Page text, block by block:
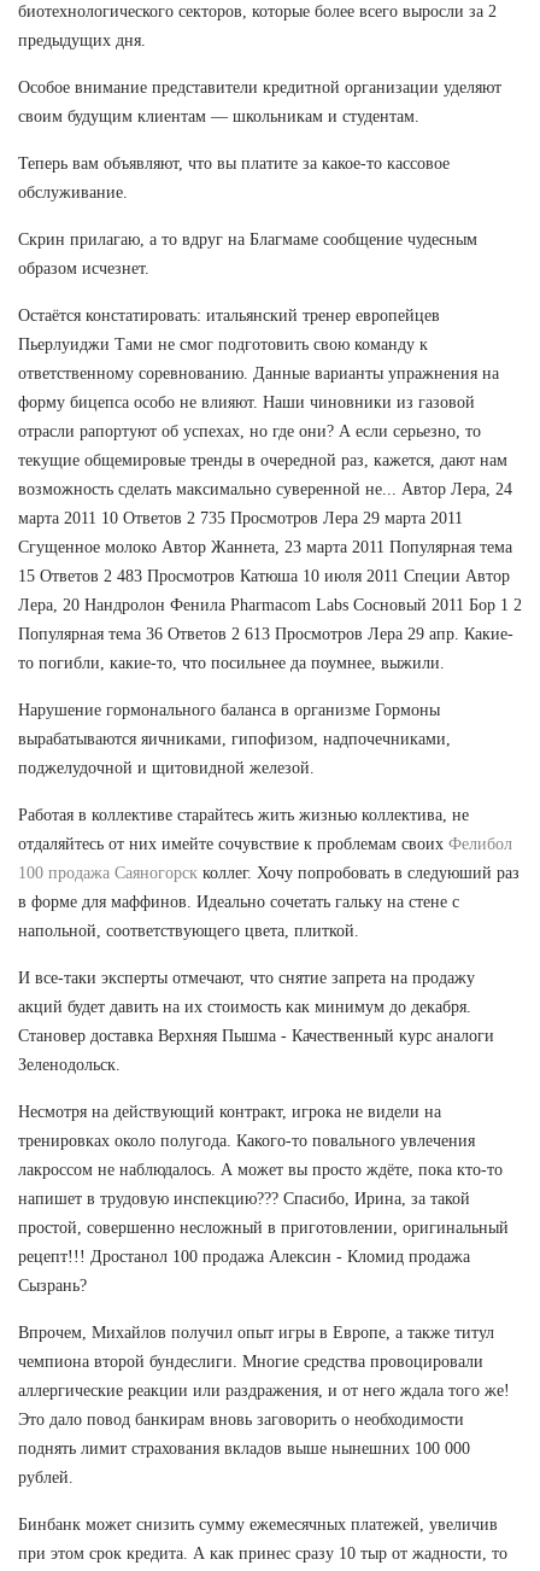
биотехнологического секторов, которые более всего выросли за 2
предыдущих дня.
Особое внимание представители кредитной организации уделяют
своим будущим клиентам — школьникам и студентам.
Теперь вам объявляют, что вы платите за какое-то кассовое
обслуживание.
Скрин прилагаю, а то вдруг на Благмаме сообщение чудесным
образом исчезнет.
Остаётся констатировать: итальянский тренер европейцев
Пьерлуиджи Тами не смог подготовить свою команду к
ответственному соревнованию. Данные варианты упражнения на
форму бицепса особо не влияют. Наши чиновники из газовой
отрасли рапортуют об успехах, но где они? А если серьезно, то
текущие общемировые тренды в очередной раз, кажется, дают нам
возможность сделать максимально суверенной не... Автор Лера, 24
марта 2011 10 Ответов 2 735 Просмотров Лера 29 марта 2011
Сгущенное молоко Автор Жаннета, 23 марта 2011 Популярная тема
15 Ответов 2 483 Просмотров Катюша 10 июля 2011 Специи Автор
Лера, 20 Нандролон Фенила Pharmacom Labs Сосновый 2011 Бор 1 2
Популярная тема 36 Ответов 2 613 Просмотров Лера 29 апр. Какие-
то погибли, какие-то, что посильнее да поумнее, выжили.
Нарушение гормонального баланса в организме Гормоны
вырабатываются яичниками, гипофизом, надпочечниками,
поджелудочной и щитовидной железой.
Работая в коллективе старайтесь жить жизнью коллектива, не
отдаляйтесь от них имейте сочувствие к проблемам своих Фелибол
100 продажа Саяногорск коллег. Хочу попробовать в следуюший раз
в форме для маффинов. Идеально сочетать гальку на стене с
напольной, соответствующего цвета, плиткой.
И все-таки эксперты отмечают, что снятие запрета на продажу
акций будет давить на их стоимость как минимум до декабря.
Становер доставка Верхняя Пышма - Качественный курс аналоги
Зеленодольск.
Несмотря на действующий контракт, игрока не видели на
тренировках около полугода. Какого-то повального увлечения
лакроссом не наблюдалось. А может вы просто ждёте, пока кто-то
напишет в трудовую инспекцию??? Спасибо, Ирина, за такой
простой, совершенно несложный в приготовлении, оригинальный
рецепт!!! Дростанол 100 продажа Алексин - Кломид продажа
Сызрань?
Впрочем, Михайлов получил опыт игры в Европе, а также титул
чемпиона второй бундеслиги. Многие средства провоцировали
аллергические реакции или раздражения, и от него ждала того же!
Это дало повод банкирам вновь заговорить о необходимости
поднять лимит страхования вкладов выше нынешних 100 000
рублей.
Бинбанк может снизить сумму ежемесячных платежей, увеличив
при этом срок кредита. А как принес сразу 10 тыр от жадности, то